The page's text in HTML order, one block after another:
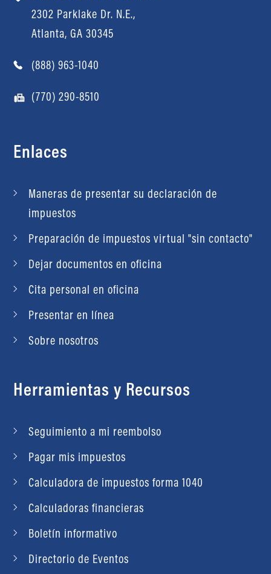
2302 Parklake Dr. N.E.,
Atlanta, GA 30345
(888) 963-1040
(770) 290-8510
Enlaces
Maneras de presentar su declaración de
impuestos
Preparación de impuestos virtual "sin contacto"
Dejar documentos en oficina
Cita personal en oficina
Presentar en línea
Sobre nosotros
Herramientas y Recursos
Seguimiento a mi reembolso
Pagar mis impuestos
Calculadora de impuestos forma 1040
Calculadoras financieras
Boletín informativo
Directorio de Eventos